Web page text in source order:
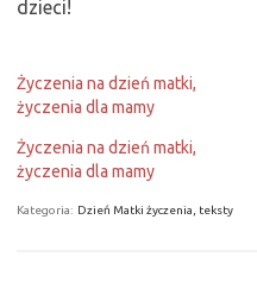
dzieci!
Życzenia na dzień matki,
życzenia dla mamy
Życzenia na dzień matki,
życzenia dla mamy
Kategoria: Dzień Matki życzenia, teksty